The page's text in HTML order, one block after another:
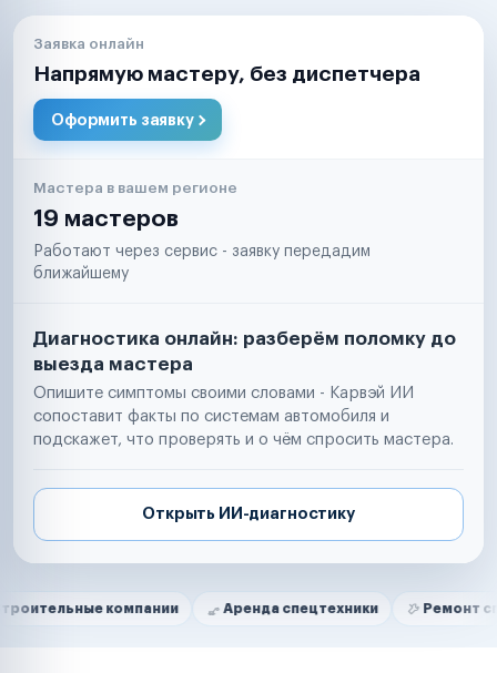
Заявка онлайн
Напрямую мастеру, без диспетчера
Оформить заявку
Мастера в вашем регионе
19 мастеров
Работают через сервис - заявку передадим
ближайшему
Диагностика онлайн: разберём поломку до
выезда мастера
Опишите симптомы своими словами - Карвэй ИИ
сопоставит факты по системам автомобиля и
подскажет, что проверять и о чём спросить мастера.
Открыть ИИ-диагностику
Нам доверяют
компании Аренда спецтехники Ремонт
Маркетплейсы